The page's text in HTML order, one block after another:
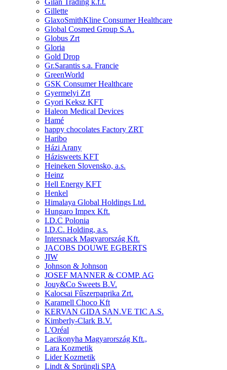
Gillette
GlaxoSmithKline Consumer Healthcare
Global Cosmed Group S.A.
Globus Zrt
Gloria
Gold Drop
Gr.Sarantis s.a. Francie
GreenWorld
GSK Consumer Healthcare
Gyermelyi Zrt
Gyori Keksz KFT
Haleon Medical Devices
Hamé
happy chocolates Factory ZRT
Haribo
Házi Arany
Házisweets KFT
Heineken Slovensko, a.s.
Heinz
Hell Energy KFT
Henkel
Himalaya Global Holdings Ltd.
Hungaro Impex Kft.
I.D.C Polonia
I.D.C. Holding, a.s.
Intersnack Magyarország Kft.
JACOBS DOUWE EGBERTS
JIW
Johnson & Johnson
JOSEF MANNER & COMP. AG
Jouy&Co Sweets B.V.
Kalocsai Fűszerpaprika Zrt.
Karamell Choco Kft
KERVAN GIDA SAN.VE TIC A.S.
Kimberly-Clark B.V.
L'Oréal
Lacikonyha Magyarország Kft.,
Lara Kozmetik
Lider Kozmetik
Lindt & Sprüngli SPA